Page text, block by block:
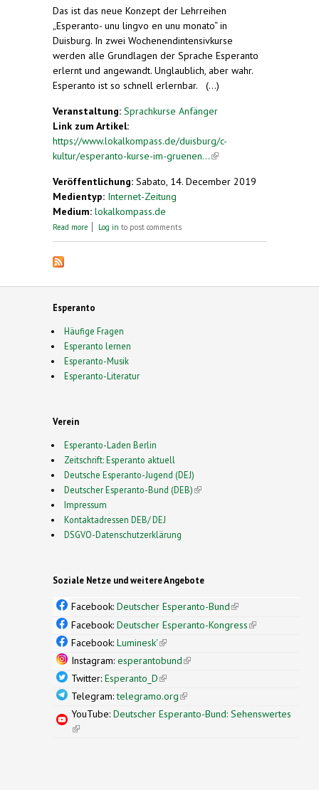
Das ist das neue Konzept der Lehrreihen
„Esperanto- unu lingvo en unu monato“ in
Duisburg. In zwei Wochenendintensivkurse
werden alle Grundlagen der Sprache Esperanto
erlernt und angewandt. Unglaublich, aber wahr.
Esperanto ist so schnell erlernbar. (...)
Veranstaltung: Sprachkurse Anfänger
Link zum Artikel:
https://www.lokalkompass.de/duisburg/c-
kultur/esperanto-kurse-im-gruenen...(link is
Veröffentlichung: Sabato, 14. December 2019
Medientyp: Internet-Zeitung
Medium: lokalkompass.de
Read more about Esperanto-Kurse im Grünen Haus
Log in to post comments
Esperanto
Häufige Fragen
Esperanto lernen
Esperanto-Musik
Esperanto-Literatur
Verein
Esperanto-Laden Berlin
Zeitschrift: Esperanto aktuell
Deutsche Esperanto-Jugend (DEJ)
Deutscher Esperanto-Bund (DEB)(link is external)
Impressum
Kontaktadressen DEB/ DEJ
DSGVO-Datenschutzerklärung
Soziale Netze und weitere Angebote
Facebook: Deutscher Esperanto-Bund(link is
external)
Facebook: Deutscher Esperanto-Kongress(link is
Facebook: Luminesk'(link is external)
Instagram: esperantobund(link is external)
Twitter: Esperanto_D(link is external)
Telegram:telegramo.org(link is external)
YouTube: Deutscher Esperanto-Bund: Sehenswertes
(link is external)